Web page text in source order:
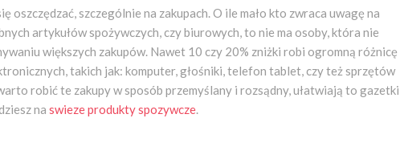
oszczędzać, szczególnie na zakupach. O ile mało kto zwraca uwagę na
artykułów spożywczych, czy biurowych, to nie ma osoby, która nie
większych zakupów. Nawet 10 czy 20% zniżki robi ogromną różnicę
takich jak: komputer, głośniki, telefon tablet, czy też sprzętów
robić te zakupy w sposób przemyślany i rozsądny, ułatwiają to gazetki
na swieze produkty spozywcze.